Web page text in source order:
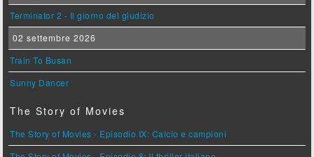
Terminator 2 - Il giorno del giudizio
02 settembre 2026
Train To Busan
Sunny Dancer
The Story of Movies
The Story of Movies - Episodio IX: Calcio e campioni